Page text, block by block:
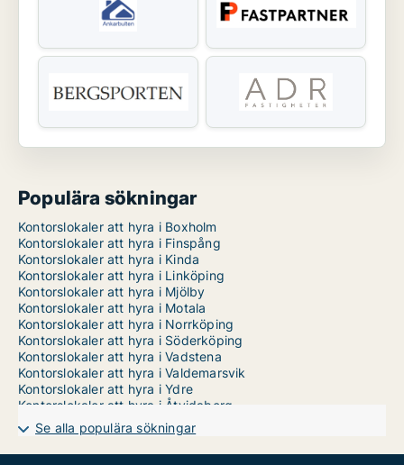
Populära sökningar
Kontorslokaler att hyra i Boxholm
Kontorslokaler att hyra i Finspång
Kontorslokaler att hyra i Kinda
Kontorslokaler att hyra i Linköping
Kontorslokaler att hyra i Mjölby
Kontorslokaler att hyra i Motala
Kontorslokaler att hyra i Norrköping
Kontorslokaler att hyra i Söderköping
Kontorslokaler att hyra i Vadstena
Kontorslokaler att hyra i Valdemarsvik
Kontorslokaler att hyra i Ydre
Kontorslokaler att hyra i Åtvidaberg
Kontorslokaler att hyra i Ödeshög
Se alla populära sökningar